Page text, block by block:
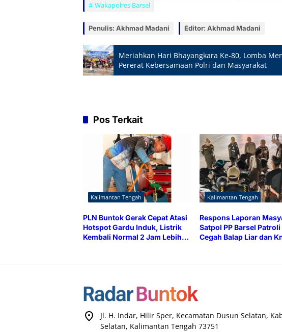
Wakapolres Barsel
Penulis: Akhmad Madani Editor: Akhmad Madani
Meriahkan Hari Bhayangkara Ke-80, Lomba
Pererat Kebersamaan Polri dan Masyarakat
Pos Terkait
Kalimantan Tengah
PLN Buntok Gerak Cepat Atasi
Hotspot Gardu Induk, Listrik
Kembali Normal 2 Jam Lebih
Kalimantan Tengah
Respons Laporan
Satpol PP Barsel
Cegah Balap Liar dan
Jl. H. Indar, Hilir Sper, Kecamatan Dusun Selatan,
Selatan, Kalimantan Tengah 73751